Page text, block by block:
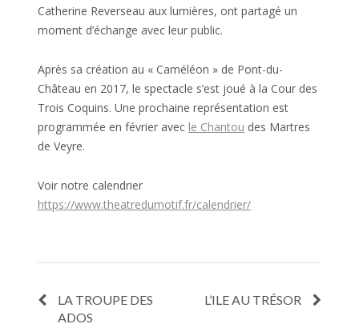
Catherine Reverseau aux lumières, ont partagé un
moment d’échange avec leur public.
Après sa création au « Caméléon » de Pont-du-
Château en 2017, le spectacle s’est joué à la Cour des
Trois Coquins. Une prochaine représentation est
programmée en février avec le Chantou des Martres
de Veyre.
Voir notre calendrier
https://www.theatredumotif.fr/calendrier/
LA TROUPE DES
ADOS
L’ILE AU TRÉSOR